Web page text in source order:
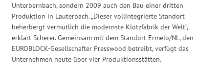
Unterbernbach, sondern 2009 auch den Bau einer dritten
Produktion in Lauterbach. „Dieser vollintegrierte Standort
beherbergt vermutlich die modernste Klotzfabrik der Welt“,
erklärt Scherer. Gemeinsam mit dem Standort Ermelo/NL, den
EUROBLOCK-Gesellschafter Presswood betreibt, verfügt das
Unternehmen heute über vier Produktionsstätten.